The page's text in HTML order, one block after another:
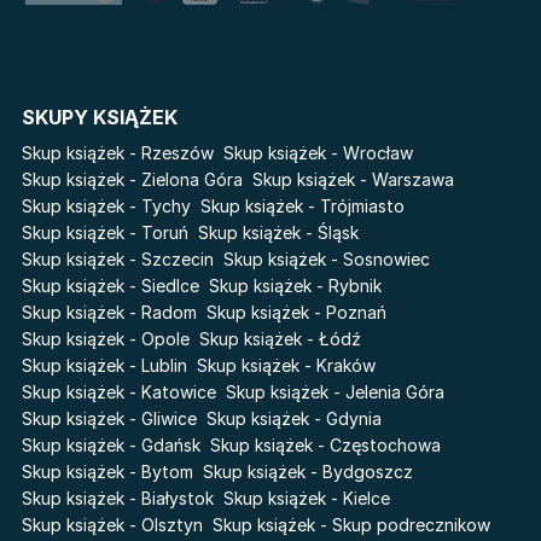
Lato
Pamiętniki Wampirów
Basia. Wielka księga.
Poznawaj świat z Basią
The Hazel Wood
Zmierzch
Faye
Katie Maguire
Liceum Freuda
Sherlock Holmes Society
Światy Pilipiuka
Cień od wschodu
Przebudzenie powietrza
Pieśń Lwicy
Akademia wampirów
Karneval
Baśń o złamanym sercu
Prosta zabawa
SKUPY KSIĄŻEK
Skup książek - Rzeszów Skup książek - Wrocław
Skup książek - Zielona Góra Skup książek - Warszawa
Skup książek - Tychy Skup książek - Trójmiasto
Skup książek - Toruń Skup książek - Śląsk
Skup książek - Szczecin Skup książek - Sosnowiec
Skup książek - Siedlce Skup książek - Rybnik
Skup książek - Radom Skup książek - Poznań
Skup książek - Opole Skup książek - Łódź
Skup książek - Lublin Skup książek - Kraków
Skup książek - Katowice Skup książek - Jelenia Góra
Skup książek - Gliwice Skup książek - Gdynia
Skup książek - Gdańsk Skup książek - Częstochowa
Skup książek - Bytom Skup książek - Bydgoszcz
Skup książek - Białystok Skup książek - Kielce
Skup książek - Olsztyn Skup książek - Skup podrecznikow